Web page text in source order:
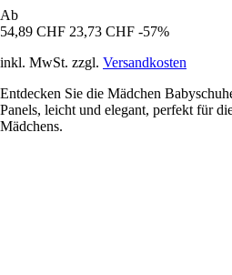
Ab
54,89 CHF 23,73 CHF -57%
inkl. MwSt. zzgl. Versandkosten
Entdecken Sie die Mädchen
Panels, leicht und elegant, perfekt für
Mädchens.